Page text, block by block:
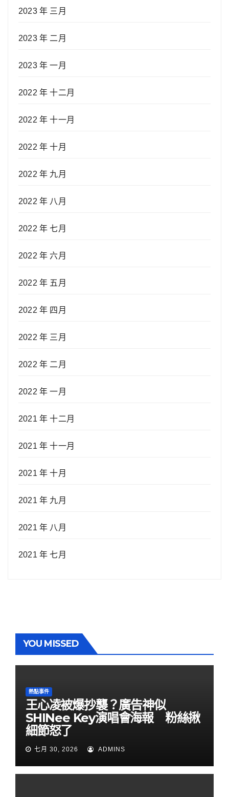
2023 年 三月
2023 年 二月
2023 年 一月
2022 年 十二月
2022 年 十一月
2022 年 十月
2022 年 九月
2022 年 八月
2022 年 七月
2022 年 六月
2022 年 五月
2022 年 四月
2022 年 三月
2022 年 二月
2022 年 一月
2021 年 十二月
2021 年 十一月
2021 年 十月
2021 年 九月
2021 年 八月
2021 年 七月
YOU MISSED
熱點事件
王心凌被爆抄襲？廣告神似
SHINee Key演唱會海報 粉絲揪
細節怒了
七月 30, 2026 ADMINS